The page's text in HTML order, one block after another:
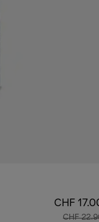
CHF
CHF